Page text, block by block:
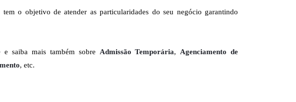
o objetivo de atender as particularidades do seu negócio garantindo
e saiba mais também sobre Admissão Temporária, Agenciamento de
, etc.